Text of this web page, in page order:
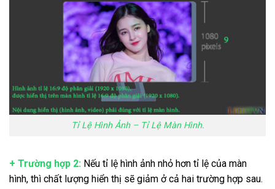
Tỉ Lệ Hình Ảnh – Tỉ Lệ Màn Hình.
+ Trường hợp 2: Nếu tỉ lệ hình ảnh nhỏ hơn tỉ lệ của màn
hình, thì chất lượng hiển thị sẽ giảm ở cả hai trường hợp sau.